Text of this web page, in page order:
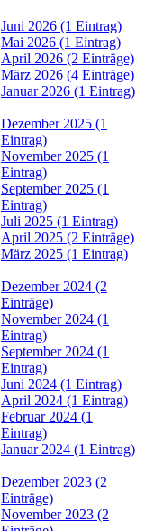
Juni 2026 (1 Eintrag)
Mai 2026 (1 Eintrag)
April 2026 (2 Einträge)
März 2026 (4 Einträge)
Januar 2026 (1 Eintrag)
Dezember 2025 (1
Eintrag)
November 2025 (1
Eintrag)
September 2025 (1
Eintrag)
Juli 2025 (1 Eintrag)
April 2025 (2 Einträge)
März 2025 (1 Eintrag)
Dezember 2024 (2
Einträge)
November 2024 (1
Eintrag)
September 2024 (1
Eintrag)
Juni 2024 (1 Eintrag)
April 2024 (1 Eintrag)
Februar 2024 (1
Eintrag)
Januar 2024 (1 Eintrag)
Dezember 2023 (2
Einträge)
November 2023 (2